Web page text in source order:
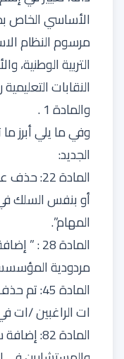
الأساسي الخاص
مرسوم النظام
النقابات
والمادة 1 .
وفي ما يلي أبرز
الجديد:
المادة
أو بنفس السلك
المهام”.
المادة
مردودية
المادة
ات الراغبين /ات في
المادة